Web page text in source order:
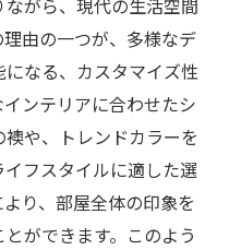
がら、現代の生活空間
由の一つが、多様なデ
なる、カスタマイズ性
ンテリアに合わせたシ
や、トレンドカラーを
フスタイルに適した選
り、部屋全体の印象を
ができます。このよう